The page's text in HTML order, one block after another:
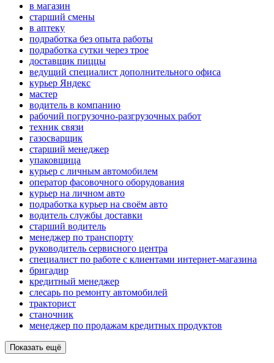
в магазин
старший смены
в аптеку
подработка без опыта работы
подработка сутки через трое
доставщик пиццы
ведущий специалист дополнительного офиса
курьер Яндекс
мастер
водитель в компанию
рабочий погрузочно-разгрузочных работ
техник связи
газосварщик
старший менеджер
упаковщица
курьер с личным автомобилем
оператор фасовочного оборудования
курьер на личном авто
подработка курьер на своём авто
водитель службы доставки
старший водитель
менеджер по транспорту
руководитель сервисного центра
специалист по работе с клиентами интернет-магазина
бригадир
кредитный менеджер
слесарь по ремонту автомобилей
тракторист
станочник
менеджер по продажам кредитных продуктов
Показать ещё